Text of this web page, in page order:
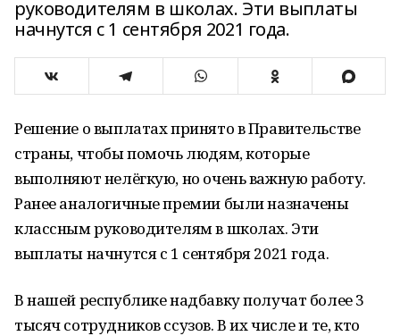
руководителям в школах. Эти выплаты
начнутся с 1 сентября 2021 года.
Решение о выплатах принято в Правительстве
страны, чтобы помочь людям, которые
выполняют нелёгкую, но очень важную работу.
Ранее аналогичные премии были назначены
классным руководителям в школах. Эти
выплаты начнутся с 1 сентября 2021 года.
В нашей республике надбавку получат более 3
тысяч сотрудников ссузов. В их числе и те, кто